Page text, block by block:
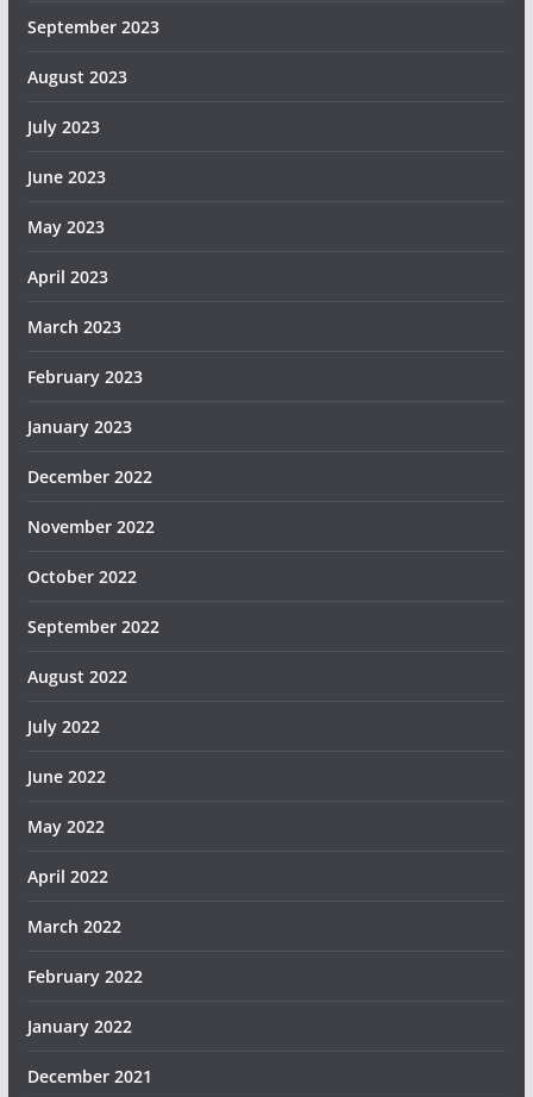
September 2023
August 2023
July 2023
June 2023
May 2023
April 2023
March 2023
February 2023
January 2023
December 2022
November 2022
October 2022
September 2022
August 2022
July 2022
June 2022
May 2022
April 2022
March 2022
February 2022
January 2022
December 2021